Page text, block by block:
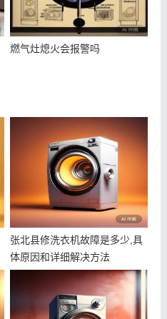
燃气灶熄火会报警吗
张北县修洗衣机故障是多少,具
体原因和详细解决方法